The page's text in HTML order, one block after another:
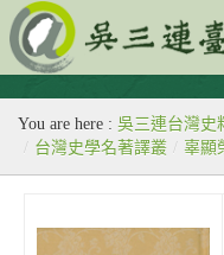
關於本會
歷史教室
出版刊物
You are here : 吳三連台灣史
/ 台灣史學名著譯叢 / 辜顯